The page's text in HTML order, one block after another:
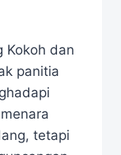
Kokoh dan
panitia
tetapi